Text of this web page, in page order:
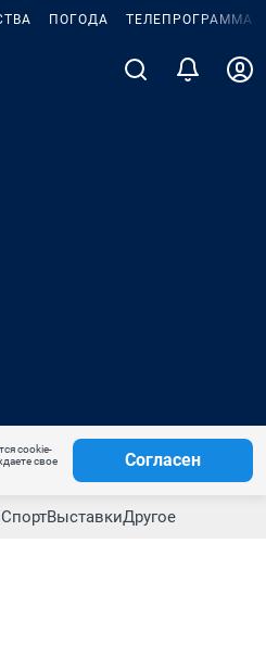
ПОГОДА ТЕЛЕПРОГРАММА
cookie-
свое
Согласен
СпортВыставкиДругое